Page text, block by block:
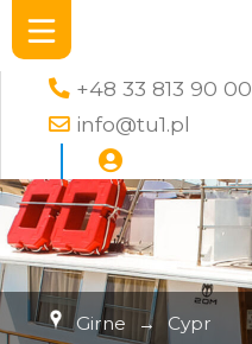
+48 33 813 90 00
info@tu1.pl
Girne → Cypr